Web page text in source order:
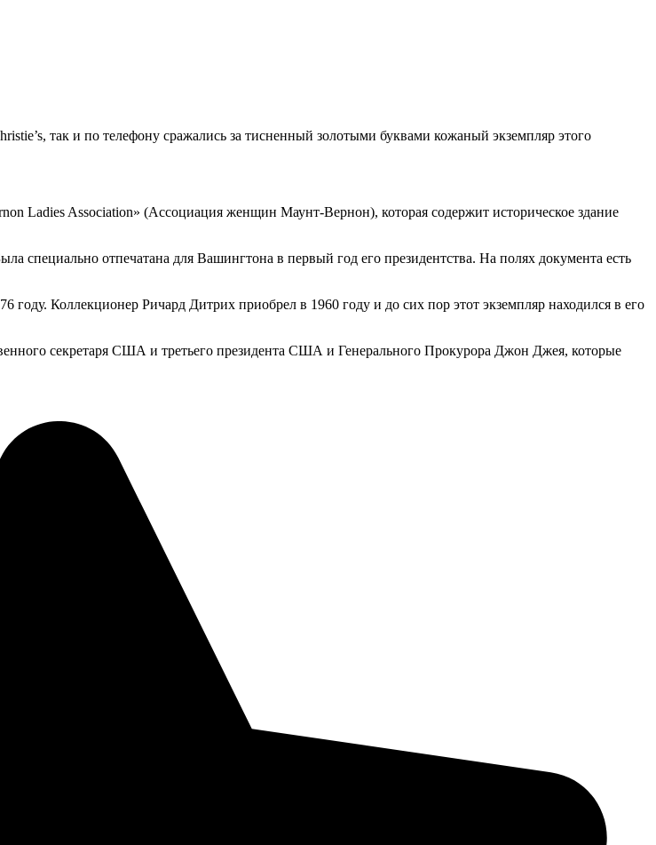
так и по телефону сражались за тисненный золотыми буквами кожаный экземпляр этого
Ladies Association» (Ассоциация женщин Маунт-Вернон), которая содержит историческое здание
специально отпечатана для Вашингтона в первый год его президентства. На полях документа есть
Коллекционер Ричард Дитрих приобрел в 1960 году и до сих пор этот экземпляр находился в его
секретаря США и третьего президента США и Генерального Прокурора Джон Джея, которые